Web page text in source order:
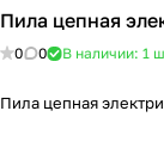
Пила цепная
0 0 В наличии: 1
Пила цепная